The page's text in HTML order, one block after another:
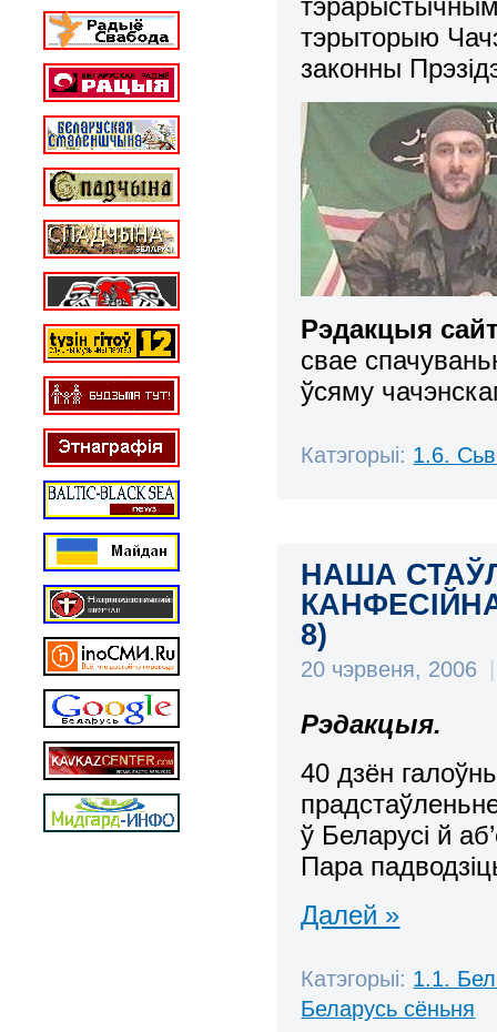
тэрыторыю
законны
Рэдакцыя
свае
ўсяму
Катэгорыі: 1.6.
НАША
8)
20 чэрвеня, 2006
Рэдакцыя.
40 дзён
ў Беларусі й
Пара
Далей »
Катэгорыі: 1.1.
Беларусь сёньня